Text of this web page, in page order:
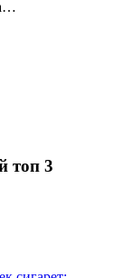
топ 3